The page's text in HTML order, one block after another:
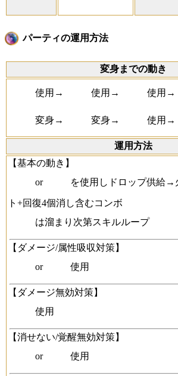
パーティの運用方法
変身までの動き
使用→ 使用→ 使用→
変身→ 変身→ 使用→
運用方法
【基本の動き】
or
を使用しドロップ供給→
ト+回復4個消し含むコンボ
は溜まり次第スキルループ
【ダメージ/属性吸収対策】
or
使用
【ダメージ無効対策】
使用
【消せない/覚醒無効対策】
or
使用